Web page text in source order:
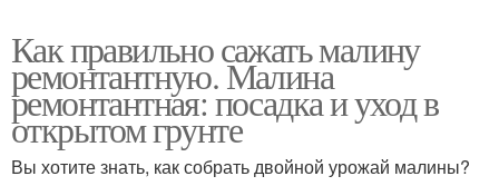
Как правильно сажать малину
ремонтантную. Малина
ремонтантная: посадка и уход в
открытом грунте
Вы хотите знать, как собрать двойной урожай малины?